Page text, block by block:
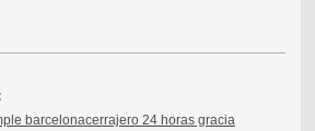
barcelonacerrajero 24 horas gracia